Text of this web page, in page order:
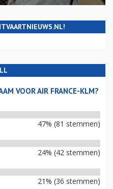
VOOR AIR FRANCE-KLM?
47% (81 stemmen)
24% (42 stemmen)
21% (36 stemmen)